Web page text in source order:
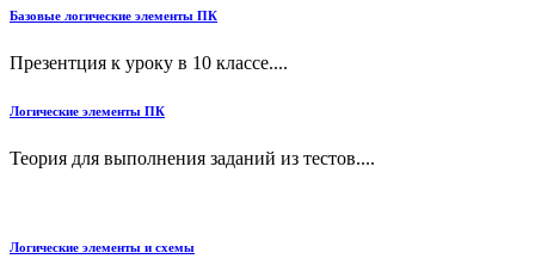
Базовые логические элементы ПК
Презентция к уроку в 10 классе....
Логические элементы ПК
Теория для выполнения заданий из тестов....
Логические элементы и схемы